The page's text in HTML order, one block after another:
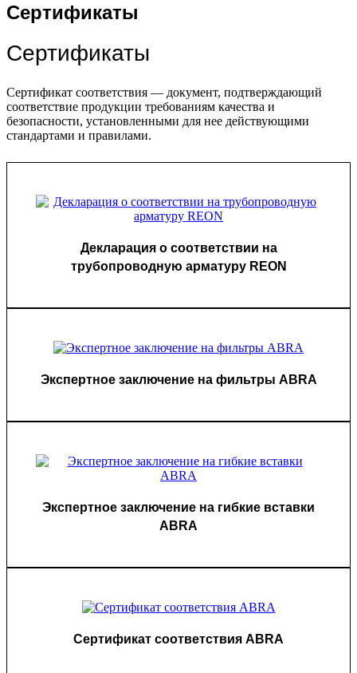
Сертификаты
Сертификаты
Сертификат соответствия — документ, подтверждающий
соответствие продукции требованиям качества и
безопасности, установленными для нее действующими
стандартами и правилами.
Декларация о соответствии на
трубопроводную арматуру REON
Экспертное заключение на фильтры ABRA
Экспертное заключение на гибкие вставки
ABRA
Сертификат соответствия ABRA